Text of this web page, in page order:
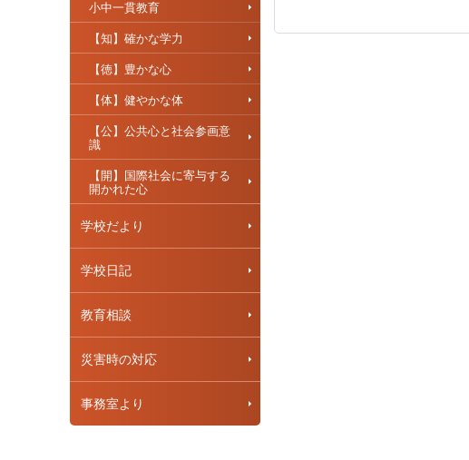
小中一貫教育
【知】確かな学力
【徳】豊かな心
【体】健やかな体
【公】公共心と社会参画意
識
【開】国際社会に寄与する
開かれた心
学校だより
学校日記
教育相談
災害時の対応
事務室より